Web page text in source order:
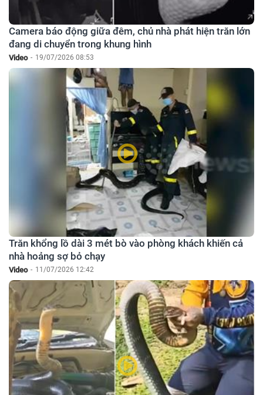
Camera báo động giữa đêm, chủ nhà phát hiện trăn lớn
đang di chuyển trong khung hình
Video - 19/07/2026 08:53
Trăn khổng lồ dài 3 mét bò vào phòng khách khiến cả
nhà hoảng sợ bỏ chạy
Video - 11/07/2026 12:42